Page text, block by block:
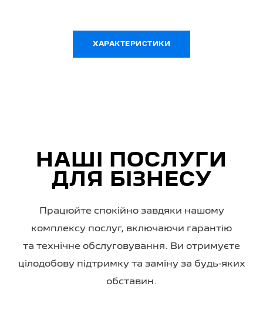
ХАРАКТЕРИСТИКИ
НАШІ ПОСЛУГИ
ДЛЯ БІЗНЕСУ
Працюйте спокійно завдяки нашому
комплексу послуг, включаючи гарантію
та технічне обслуговування. Ви отримуєте
цілодобову підтримку та заміну за будь-яких
обставин.